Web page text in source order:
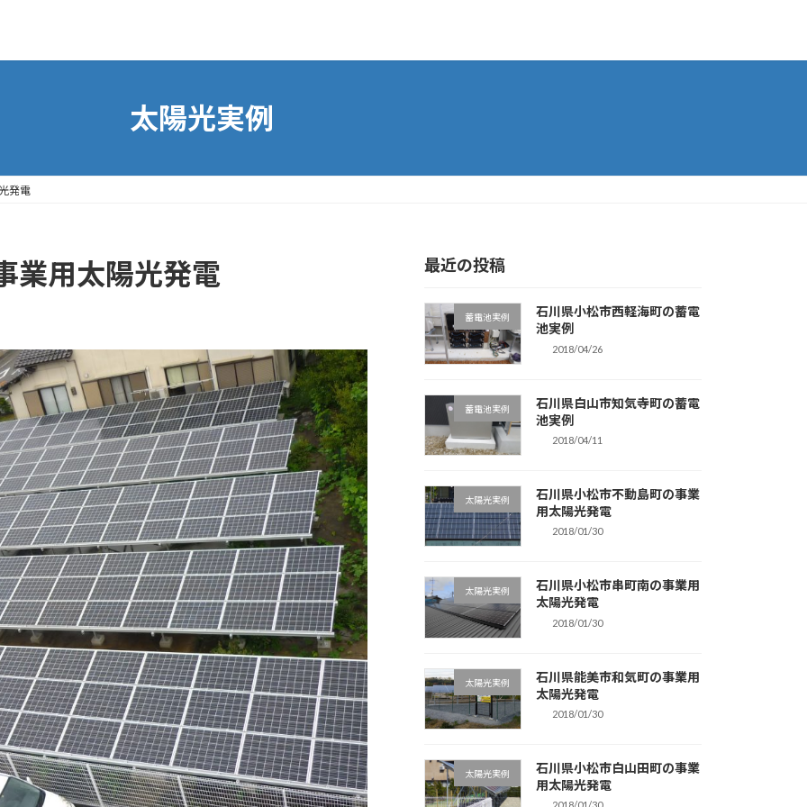
太陽光実例
発電
業用太陽光発電 最近の投稿
蓄電池実例
石川県小松市西軽海町の蓄電
池実例
2018/04/26
蓄電池実例
石川県白山市知気寺町の蓄電
池実例
2018/04/11
太陽光実例
石川県小松市不動島町の事業
用太陽光発電
2018/01/30
太陽光実例
石川県小松市串町南の事業用
太陽光発電
2018/01/30
太陽光実例
石川県能美市和気町の事業用
太陽光発電
2018/01/30
太陽光実例
石川県小松市白山田町の事業
用太陽光発電